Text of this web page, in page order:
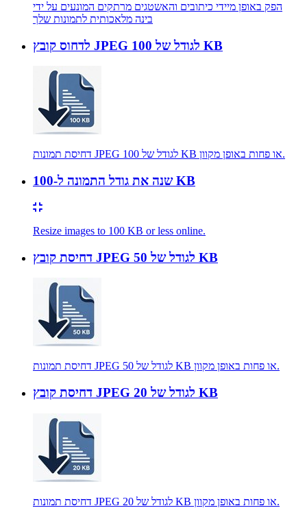
הפק באופן מיידי כיתובים והאשטגים מרתקים המונעים על ידי
בינה מלאכותית לתמונות שלך
לדחוס קובץ JPEG לגודל של 100 KB
דחיסת תמונות JPEG לגודל של 100 KB או פחות באופן מקוון.
שנה את גודל התמונה ל-100 KB
Resize images to 100 KB or less online.
דחיסת קובץ JPEG לגודל של 50 KB
דחיסת תמונות JPEG לגודל של 50 KB או פחות באופן מקוון.
דחיסת קובץ JPEG לגודל של 20 KB
דחיסת תמונות JPEG לגודל של 20 KB או פחות באופן מקוון.